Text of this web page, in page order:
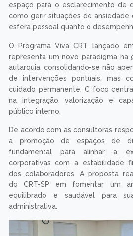
espaço para o esclarecimento de
como gerir situações de
esfera pessoal quanto o
O Programa Viva CRT, lançado
representa um novo paradigma na
autarquia, consolidando-se não
de intervenções pontuais, mas
cuidado permanente. O foco
na integração, valorização e
público interno.
De acordo com as consultoras
a promoção de espaços de
fundamental para alinhar a
corporativas com a estabilidade
dos colaboradores. A proposta
do CRT-SP em fomentar um
equilibrado e saudável para
administrativa.